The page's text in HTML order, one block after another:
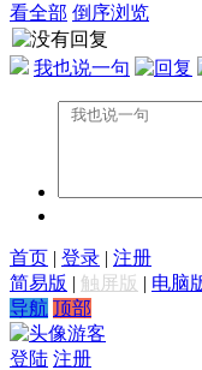
看全部 倒序浏览
我也说一句
首页 | 登录 | 注册
简易版 | 触屏版 | 电脑
导航 顶部
游客
登陆 注册